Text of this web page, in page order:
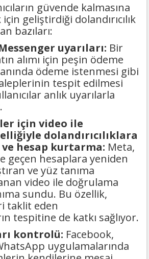
güvende kalmasına
geliştirdiği dolandırıcılık
bazıları:
uyarıları: Bir
alımı için peşin ödeme
anında ödeme istenmesi gibi
tespit edilmesi
anlık uyarılarla
için video ile
dolandırıcılıklara
hesap kurtarma: Meta,
geçen hesaplara yeniden
ve yüz tanıma
video ile doğrulama
sundu. Bu özellik,
taklit eden
tespitine de katkı sağlıyor.
kontrolü: Facebook,
uygulamalarında